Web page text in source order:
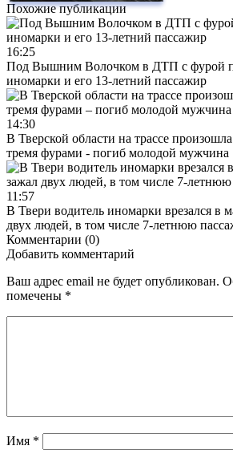
Похожие публикации
16:25
Под Вышним Волочком в ДТП с фурой
иномарки и его 13-летний пассажир
14:30
В Тверской области на трассе
тремя фурами - погиб молодой мужчина
11:57
В Твери водитель иномарки врезался в
двух людей, в том числе 7-летнюю
Комментарии (0)
Добавить комментарий
Ваш адрес email не будет опубликован.
помечены *
Имя *